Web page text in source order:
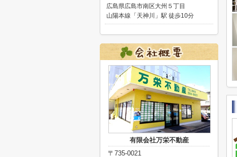
広島県広島市南区大州５丁目
山陽本線「天神川」駅 徒歩10分
有限会社万栄不動産
〒735-0021